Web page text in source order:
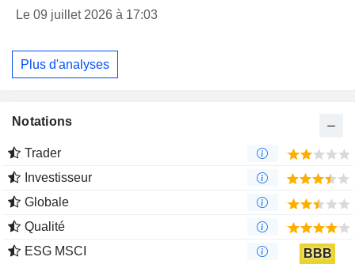
Le 09 juillet 2026 à 17:03
Plus d'analyses
Notations
Trader
Investisseur
Globale
Qualité
ESG MSCI
BBB